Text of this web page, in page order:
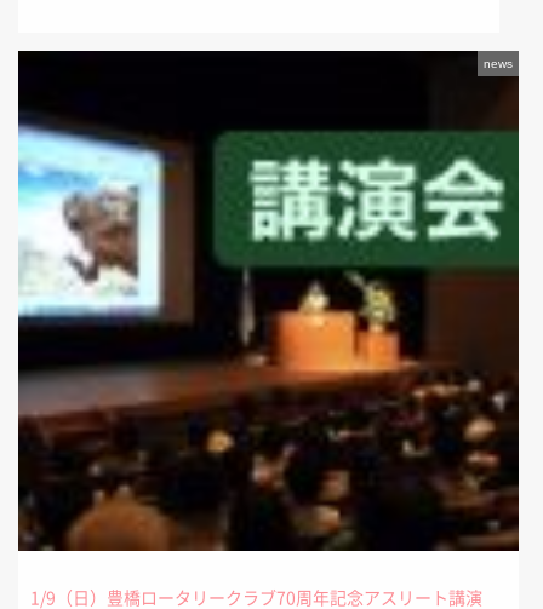
news
1/9（日）豊橋ロータリークラブ70周年記念アスリート講演